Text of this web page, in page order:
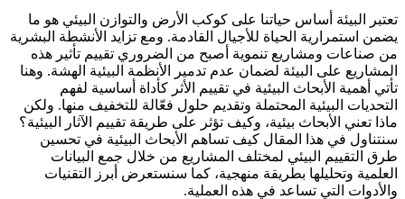
تعتبر البيئة أساس حياتنا على كوكب الأرض والتوازن البيئي هو ما
يضمن استمرارية الحياة للأجيال القادمة. ومع تزايد الأنشطة البشرية
من صناعات ومشاريع تنموية أصبح من الضروري تقييم تأثير هذه
المشاريع على البيئة لضمان عدم تدمير الأنظمة البيئية الهشة. وهنا
تأتي أهمية الأبحاث البيئية في تقييم الأثر كأداة أساسية لفهم
التحديات البيئية المحتملة وتقديم حلول فعّالة للتخفيف منها. ولكن
ماذا تعني الأبحاث بيئية، وكيف تؤثر على طريقة تقييم الآثار البيئية؟
سنتناول في هذا المقال كيف تساهم الأبحاث البيئية في تحسين
طرق التقييم البيئي لمختلف المشاريع من خلال جمع البيانات
العلمية وتحليلها بطريقة منهجية، كما سنستعرض أبرز التقنيات
والأدوات التي تساعد في هذه العملية.